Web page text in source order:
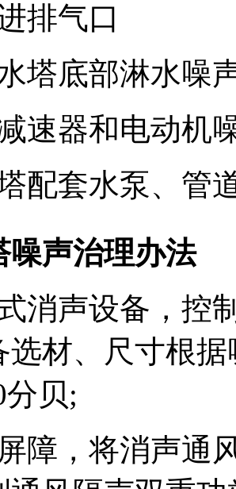
排气口
塔底部淋水噪
速器和电动机
配套水泵、管
噪声治理办法
消声设备，控
选材、尺寸根
贝;
障，将消声通